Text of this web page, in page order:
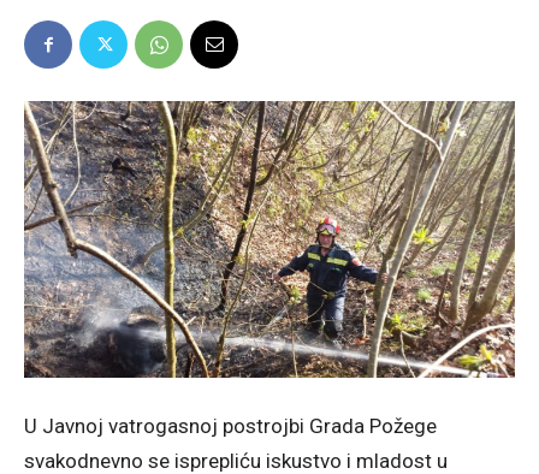
U Javnoj vatrogasnoj postrojbi Grada Požege
svakodnevno se isprepliću iskustvo i mladost u